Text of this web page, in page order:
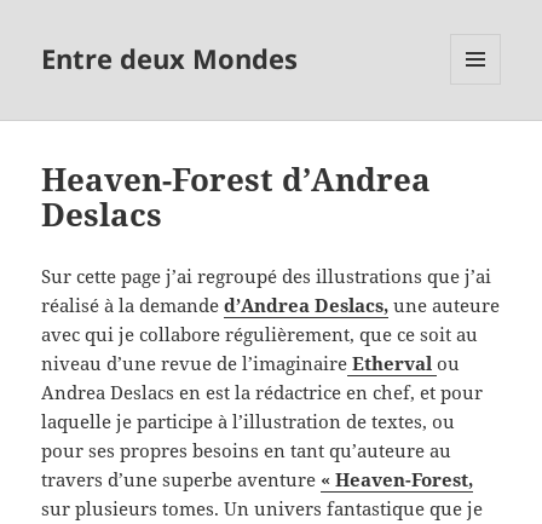
Entre deux Mondes
Heaven-Forest d’Andrea
Deslacs
Sur cette page j’ai regroupé des illustrations que j’ai
réalisé à la demanded’Andrea Deslacs, une auteure
avec qui je collabore régulièrement, que ce soit au
niveau d’une revue de l’imaginaire Ethervalou
Andrea Deslacs en est la rédactrice en chef, et pour
laquelle je participe à l’illustration de textes, ou
pour ses propres besoins en tant qu’auteure au
travers d’une superbe aventure « Heaven-Forest,
sur plusieurs tomes. Un univers fantastique que je